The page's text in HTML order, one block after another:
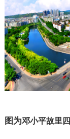
图为邓小平故里